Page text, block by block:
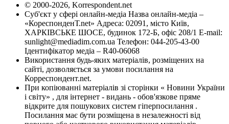
© 2000-2026, Korrespondent.net
Суб'єкт у сфері онлайн-медіа Назва онлайн-медіа –
«КореспонденТ.net» Адреса: 02091, місто Київ,
ХАРКІВСЬКЕ ШОСЕ, будинок 172-Б, офіс 208/1 E-mail:
sunlight@mediadim.com.ua Телефон: 044-205-43-00
Ідентифікатор медіа – R40-06068
Використання будь-яких матеріалів, розміщених на
сайті, дозволяється за умови посилання на
Корреспондент.net.
При копіюванні матеріалів зі сторінки « Новини України
і світу» , для інтернет - видань - обов'язкове пряме
відкрите для пошукових систем гіперпосилання .
Посилання має бути розміщена в незалежності від